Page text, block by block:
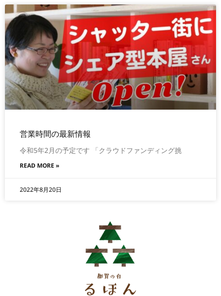
営業時間の最新情報
令和5年2月の予定です 「クラウドファンディング挑
READ MORE »
2022年8月20日